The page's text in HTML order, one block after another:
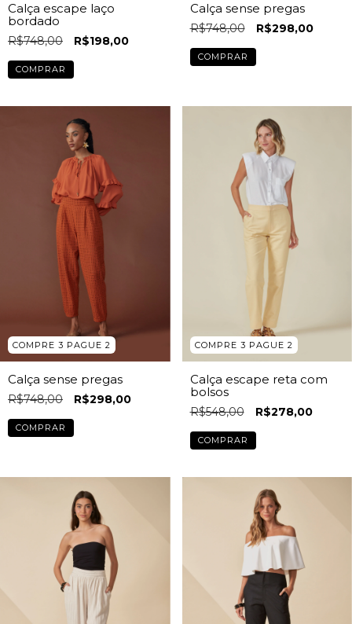
Calça escape laço
bordado
R$748,00 R$198,00
COMPRAR
Calça sense pregas
R$748,00 R$298,00
COMPRAR
COMPRE 3 PAGUE 2
Calça sense pregas
R$748,00 R$298,00
COMPRAR
COMPRE 3 PAGUE 2
Calça escape reta com
bolsos
R$548,00 R$278,00
COMPRAR